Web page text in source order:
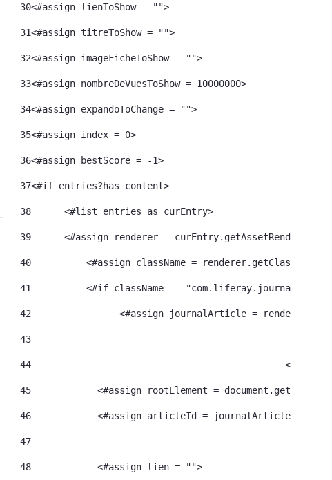
30<#assign lienToShow = "">
31<#assign titreToShow = "">
32
33
34<#assign expandoToChange = "">
35
36<#assign bestScore = -1>
37<#if entries?has_content>
38
	<#list entries as curEntry>
39
<#assign renderer =
40
<#assign className =
41
<#if className ==
42
<#assign journalArticle =
43
44
45
<#assign rootElement =
46
<#assign articleId =
47
48
            <#assign lien = "">